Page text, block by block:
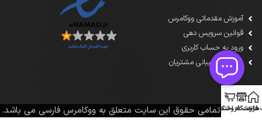
آموزش مقدماتی ووکامرس
قوانین سرویس دهی
ورود به حساب کاربری
سامانه پشتیبانی مشتریان
1391-1405تمامی حقوق این سایت متعلق به ووکامرس فارسی می باشد.
خانه اختصاصی
ساخت فروشگاه فوری